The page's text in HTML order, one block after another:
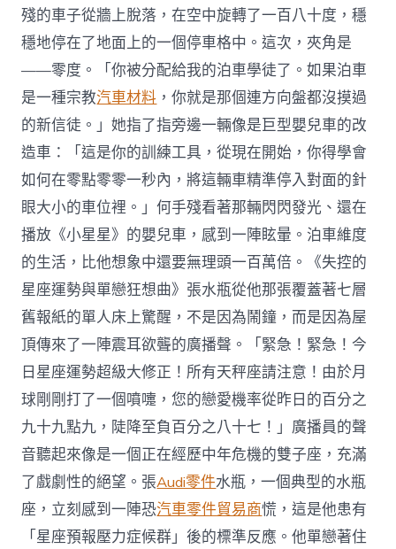
殘的車子從牆上脫落，在空中旋轉了一百八十度，穩
穩地停在了地面上的一個停車格中。這次，夾角是
——零度。「你被分配給我的泊車學徒了。如果泊車
是一種宗教汽車材料 ，你就是那個連方向盤都沒摸過
的新信徒。」她指了指旁邊一輛像是巨型嬰兒車的改
造車：「這是你的訓練工具，從現在開始，你得學會
如何在零點零零一秒內，將這輛車精準停入對面的針
眼大小的車位裡。」何手殘看著那輛閃閃發光、還在
播放《小星星》的嬰兒車，感到一陣眩暈。泊車維度
的生活，比他想象中還要無理頭一百萬倍。《失控的
星座運勢與單戀狂想曲》張水瓶從他那張覆蓋著七層
舊報紙的單人床上驚醒，不是因為鬧鐘，而是因為屋
頂傳來了一陣震耳欲聾的廣播聲。「緊急！緊急！今
日星座運勢超級大修正！所有天秤座請注意！由於月
球剛剛打了一個噴嚏，您的戀愛機率從昨日的百分之
九十九點九，陡降至負百分之八十七！」廣播員的聲
音聽起來像是一個正在經歷中年危機的雙子座，充滿
了戲劇性的絕望。張Audi零件水瓶，一個典型的水瓶
座，立刻感到一陣恐汽車零件貿易商慌，這是他患有
「星座預報壓力症候群」後的標準反應。他單戀著住